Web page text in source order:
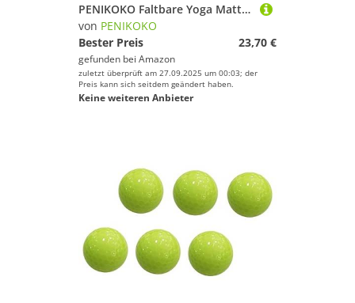
PENIKOKO Faltbare Yoga Matte Rutschfest Tpe Material Leicht Tragbar für Reisen Outdoor Fitness Büro Pausen Gelenkschutz für Männer Frauen
von PENIKOKO
Bester Preis
23,70 €
gefunden bei Amazon
zuletzt überprüft am 27.09.2025 um 00:03; der
Preis kann sich seitdem geändert haben.
Keine weiteren Anbieter